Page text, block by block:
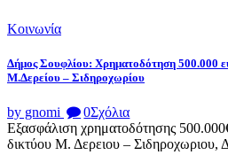
Κοινωνία
Δήμος Σουφλίου: Χρηματοδότηση 500.000
Μ.Δερείου – Σιδηροχωρίου
by gnomi 0Σχόλια
Εξασφάλιση χρηματοδότησης
δικτύου Μ. Δερειου – Σιδηροχωριου,